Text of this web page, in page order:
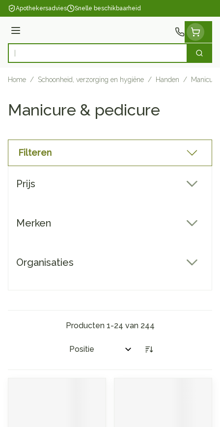
Ga naar de inhoud
Apothekersadvies Snelle beschikbaarheid
Menu
Product, merk, categorie... Zoek
Home / Schoonheid, verzorging en hygiëne / Handen /
Manicure & pedicure
Filteren
Prijs
Merken
Organisaties
Producten 1-24 van 244
Sorteer op: